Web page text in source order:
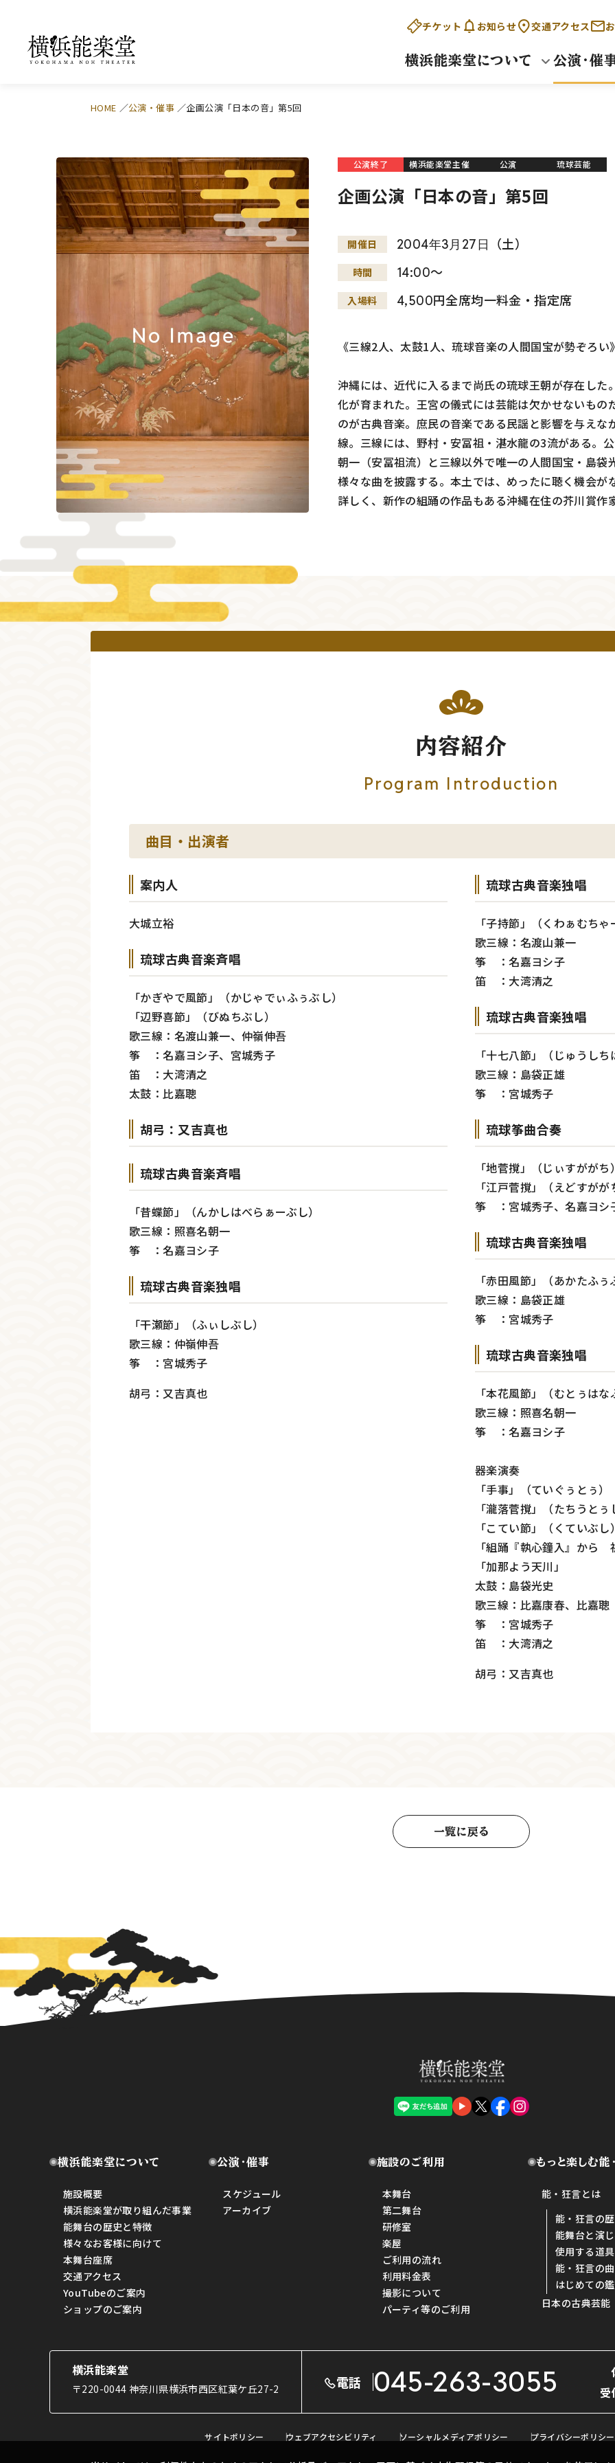
チケット お知らせ 交通アクセス
横浜能楽堂について 公演・催
HOME 公演・催事 企画公演「日本の音」第5回
公演終了 横浜能楽堂主催 公演 琉球芸能
企画公演「日本の音」第5回
開催日 2004年3月 27日 （土）
時間 14:00～
入場料 4,500円全席均一料金・指定席
《三線2人、太鼓1人、琉球音楽の人間国宝が勢ぞろい
沖縄には、近代に入るまで尚氏の琉球王朝が存在し
化が育まれた。王宮の儀式には芸能は欠かせないも
のが古典音楽。庶民の音楽である民謡と影響を与え
線。三線には、野村・安冨祖・湛水龍の3流がある。
朝一（安冨祖流）と三線以外で唯一の人間国宝・島
様々な曲を披露する。本土では、めったに聴く機会
詳しく、新作の組踊の作品もある沖縄在住の芥川賞作
内容紹介
Program Introduction
曲目・出演者
案内人
大城立裕
琉球古典音楽斉唱
「かぎやで風節」（かじゃでぃふぅぶし）
「辺野喜節」（びぬちぶし）
歌三線：名渡山兼一、仲嶺伸吾
筝 ：名嘉ヨシ子、宮城秀子
笛 ：大湾清之
太鼓：比嘉聰
胡弓：又吉真也
琉球古典音楽斉唱
「昔蝶節」（んかしはべらぁーぶし）
歌三線：照喜名朝一
筝 ：名嘉ヨシ子
琉球古典音楽独唱
「干瀬節」（ふぃしぶし）
歌三線：仲嶺伸吾
筝 ：宮城秀子
胡弓：又吉真也
琉球古典音楽独唱
「子持節」（くわぁむちゃ
歌三線：名渡山兼一
筝 ：名嘉ヨシ子
笛 ：大湾清之
琉球古典音楽独唱
「十七八節」（じゅうし
歌三線：島袋正雄
筝 ：宮城秀子
琉球筝曲合奏
「地菅撹」（じぃすががち
「江戸菅撹」（えどすがが
筝 ：宮城秀子、名嘉ヨシ
琉球古典音楽独唱
「赤田風節」（あかたふぅ
歌三線：島袋正雄
筝 ：宮城秀子
琉球古典音楽独唱
「本花風節」（むとぅは
歌三線：照喜名朝一
筝 ：名嘉ヨシ子
器楽演奏
「手事」（ていぐぅとぅ）
「瀧落菅撹」（たちうと
「こてい節」（くていぶし
「組踊『執心鐘入』から
「加那よう天川」
太鼓：島袋光史
歌三線：比嘉康春、比嘉聰
筝 ：宮城秀子
笛 ：大湾清之
胡弓：又吉真也
一覧に戻る
横浜能楽堂について
施設概要
横浜能楽堂が取り組んだ事業
能舞台の歴史と特徴
様々なお客様に向けて
本舞台座席
交通アクセス
YouTubeのご案内
ショップのご案内
公演・催事
スケジュール
アーカイブ
施設のご利用
本舞台
第二舞台
研修室
楽屋
ご利用の流れ
利用料金表
撮影について
パーティ等のご利用
もっと楽しむ能
能・狂言とは
能・狂言の
能舞台と演
使用する道具
能・狂言の
はじめての
日本の古典芸能
横浜能楽堂
〒220-0044 神奈川県横浜市西区紅葉ケ丘27-2 電話 045-263-3055
受
サイトポリシー ウェブアクセシビリティ ソーシャルメディアポリシー プライバシーポリシー